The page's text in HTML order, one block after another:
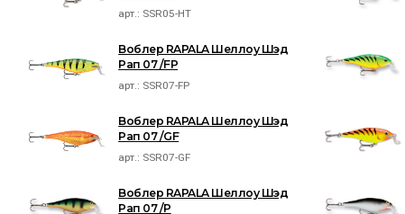
арт.: SSR05-HT
Воблер RAPALA Шеллоу Шэд
Рап 07 /FP
арт.: SSR07-FP
Воблер RAPALA Шеллоу Шэд
Рап 07 /GF
арт.: SSR07-GF
Воблер RAPALA Шеллоу Шэд
Рап 07 /P